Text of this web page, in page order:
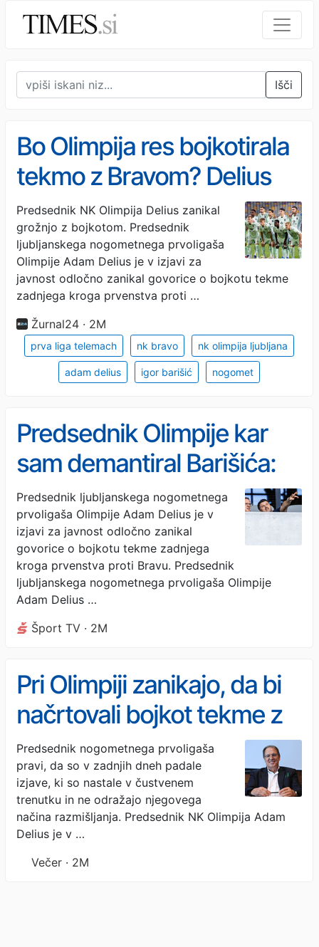
Išči
Bo Olimpija res bojkotirala
tekmo z Bravom? Delius
dal jasen odgovor
Predsednik NK Olimpija Delius zanikal
grožnjo z bojkotom. Predsednik
ljubljanskega nogometnega prvoligaša
Olimpije Adam Delius je v izjavi za
javnost odločno zanikal govorice o bojkotu tekme
zadnjega kroga prvenstva proti …
Žurnal24 · 2M
prva liga telemach nk bravo nk olimpija ljubljana
adam delius igor barišić nogomet
Predsednik Olimpije kar
sam demantiral Barišića:
”Bojkot tekme ne pride v
poštev”
Predsednik ljubljanskega nogometnega
prvoligaša Olimpije Adam Delius je v
izjavi za javnost odločno zanikal
govorice o bojkotu tekme zadnjega
kroga prvenstva proti Bravu. Predsednik
ljubljanskega nogometnega prvoligaša Olimpije
Adam Delius …
Šport TV · 2M
Pri Olimpiji zanikajo, da bi
načrtovali bojkot tekme z
Bravom
Predsednik nogometnega prvoligaša
pravi, da so v zadnjih dneh padale
izjave, ki so nastale v čustvenem
trenutku in ne odražajo njegovega
načina razmišljanja. Predsednik NK Olimpija Adam
Delius je v …
Večer · 2M